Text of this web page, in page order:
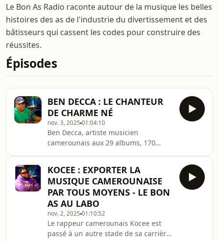
Le Bon As Radio raconte autour de la musique les belles
histoires des as de l'industrie du divertissement et des
bâtisseurs qui cassent les codes pour construire des
réussites.
Épisodes
BEN DECCA : LE CHANTEUR
DE CHARME NÉ
nov. 3, 2025 01:04:10
Ben Decca, artiste musicien
camerounais aux 29 albums, 170
coeurs de tous, et charmer
notamment ceux des femmes depuis
plusieurs décennies. Né en 58, à la
veille des indépendances, son
enfance pourrie gâtée assumée dans
le château de son père, ne l&#39;a
pas empêché de mettre souvent ses
KOCEE : EXPORTER LA
MUSIQUE CAMEROUNAISE
PAR TOUS MOYENS - LE BON
AS AU LABO
nov. 2, 2025 01:10:52
Le rappeur camerounais Kocee est
passé à un autre stade de sa carrière